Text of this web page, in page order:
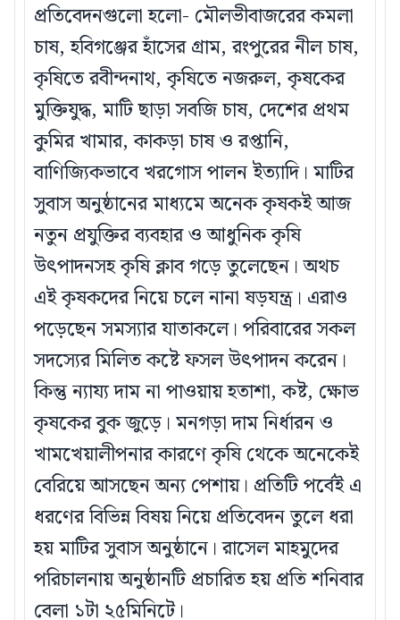
প্রতিবেদনগুলো হলো- মৌলভীবাজরের কমলা
চাষ, হবিগঞ্জের হাঁসের গ্রাম, রংপুরের নীল চাষ,
কৃষিতে রবীন্দনাথ, কৃষিতে নজরুল, কৃষকের
মুক্তিযুদ্ধ, মাটি ছাড়া সবজি চাষ, দেশের প্রথম
কুমির খামার, কাকড়া চাষ ও রপ্তানি,
বাণিজ্যিকভাবে খরগোস পালন ইত্যাদি। মাটির
সুবাস অনুষ্ঠানের মাধ্যমে অনেক কৃষকই আজ
নতুন প্রযুক্তির ব্যবহার ও আধুনিক কৃষি
উৎপাদনসহ কৃষি ক্লাব গড়ে তুলেছেন। অথচ
এই কৃষকদের নিয়ে চলে নানা ষড়যন্ত্র। এরাও
পড়েছেন সমস্যার যাতাকলে। পরিবারের সকল
সদস্যের মিলিত কষ্টে ফসল উৎপাদন করেন।
কিন্তু ন্যায্য দাম না পাওয়ায় হতাশা, কষ্ট, ক্ষোভ
কৃষকের বুক জুড়ে। মনগড়া দাম নির্ধারন ও
খামখেয়ালীপনার কারণে কৃষি থেকে অনেকেই
বেরিয়ে আসছেন অন্য পেশায়। প্রতিটি পর্বেই এ
ধরণের বিভিন্ন বিষয় নিয়ে প্রতিবেদন তুলে ধরা
হয় মাটির সুবাস অনুষ্ঠানে। রাসেল মাহমুদের
পরিচালনায় অনুষ্ঠানটি প্রচারিত হয় প্রতি শনিবার
বেলা ১টা ২৫মিনিটে।